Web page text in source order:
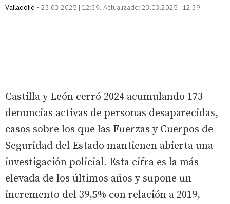
Valladolid
23.03.2025 | 12:39 Actualizado: 23.03.2025 | 12:39
Castilla y León cerró 2024 acumulando 173
denuncias activas de personas desaparecidas,
casos sobre los que las Fuerzas y Cuerpos de
Seguridad del Estado mantienen abierta una
investigación policial. Esta cifra es la más
elevada de los últimos años y supone un
incremento del 39,5% con relación a 2019,